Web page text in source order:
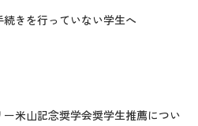
続きを行っていない学生へ
ー米山記念奨学会奨学生推薦につい